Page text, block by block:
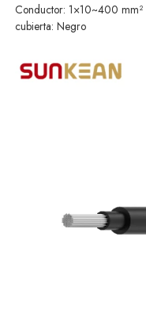
Conductor: 1×10~400
cubierta: Negro